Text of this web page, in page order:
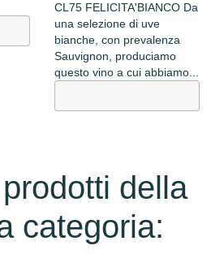
CL75 FELICITA'BIANCO Da
una selezione di uve
bianche, con prevalenza
Sauvignon, produciamo
questo vino a cui abbiamo...
della
categoria: